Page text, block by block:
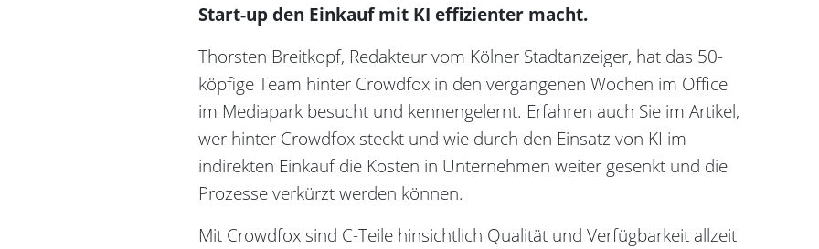
Start-up den Einkauf mit KI effizienter macht.
Thorsten Breitkopf, Redakteur vom Kölner Stadtanzeiger, hat das 50-
köpfige Team hinter Crowdfox in den vergangenen Wochen im Office
im Mediapark besucht und kennengelernt. Erfahren auch Sie im Artikel,
wer hinter Crowdfox steckt und wie durch den Einsatz von KI im
indirekten Einkauf die Kosten in Unternehmen weiter gesenkt und die
Prozesse verkürzt werden können.
Mit Crowdfox sind C-Teile hinsichtlich Qualität und Verfügbarkeit allzeit